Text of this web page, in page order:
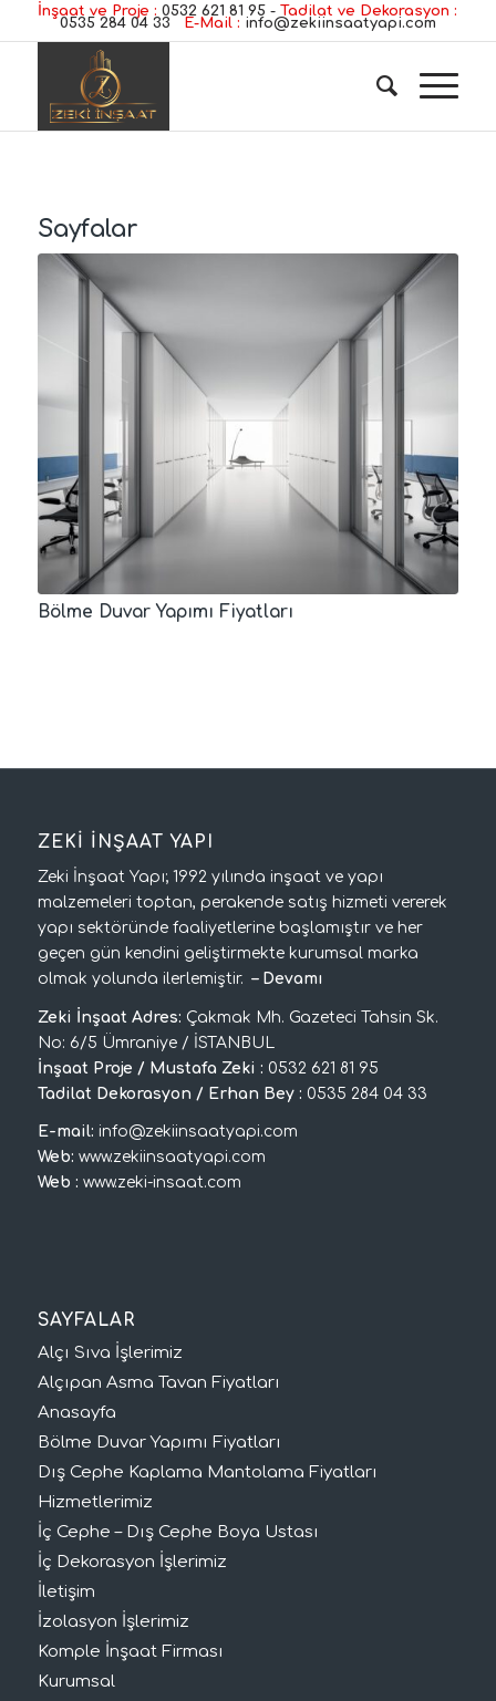
İnşaat ve Proje : 0532 621 81 95 - Tadilat ve Dekorasyon :
0535 284 04 33 E-Mail : info@zekiinsaatyapi.com
Sayfalar
Bölme Duvar Yapımı Fiyatları
ZEKİ İNŞAAT YAPI
Zeki İnşaat Yapı; 1992 yılında inşaat ve yapı
malzemeleri toptan, perakende satış hizmeti vererek
yapı sektöründe faaliyetlerine başlamıştır ve her
geçen gün kendini geliştirmekte kurumsal marka
olmak yolunda ilerlemiştir.– Devamı
Zeki İnşaat Adres: Çakmak Mh. Gazeteci Tahsin Sk.
No: 6/5 Ümraniye / İSTANBUL
İnşaat Proje / Mustafa Zeki : 0532 621 81 95
Tadilat Dekorasyon / Erhan Bey : 0535 284 04 33
E-mail: info@zekiinsaatyapi.com
Web: www.zekiinsaatyapi.com
Web : www.zeki-insaat.com
SAYFALAR
Alçı Sıva İşlerimiz
Alçıpan Asma Tavan Fiyatları
Anasayfa
Bölme Duvar Yapımı Fiyatları
Dış Cephe Kaplama Mantolama Fiyatları
Hizmetlerimiz
İç Cephe – Dış Cephe Boya Ustası
İç Dekorasyon İşlerimiz
İletişim
İzolasyon İşlerimiz
Komple İnşaat Firması
Kurumsal